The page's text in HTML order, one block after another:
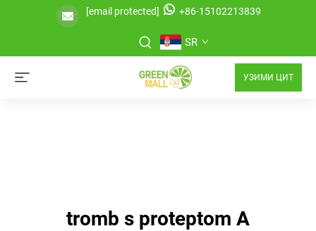
[email protected] +86-15102213839
SR
УЗИМИ ЦИТ
tromb s proteptom A